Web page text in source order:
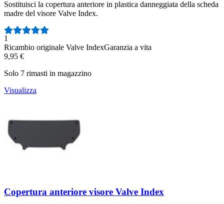
Sostituisci la copertura anteriore in plastica danneggiata della scheda
madre del visore Valve Index.
Numero di recensioni:
1
Ricambio originale Valve IndexGaranzia a vita
9,95 €
Solo 7 rimasti in magazzino
Visualizza
Copertura anteriore visore Valve Index